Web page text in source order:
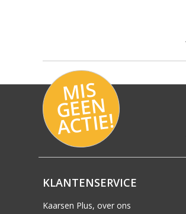
MI
S
G
E
E
N
A
C
TI
E!
KLANTENSERVICE
Kaarsen Plus, over ons